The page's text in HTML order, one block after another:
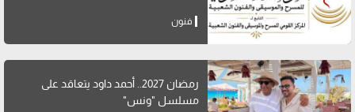
فنون
رمضان 2027.. أحمد داود يتعاقد على
مسلسل "ونس"